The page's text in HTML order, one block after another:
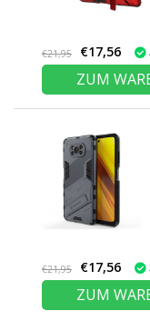
€21,95 €17,56
ZUM
€21,95 €17,56
ZUM